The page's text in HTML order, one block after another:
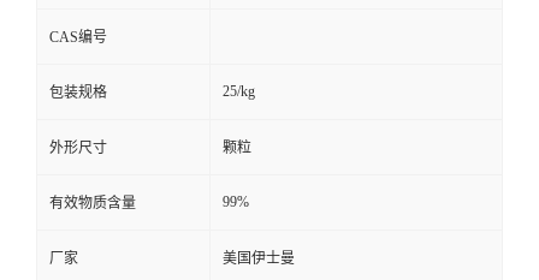
CAS编号
包装规格 25/kg
外形尺寸 颗粒
有效物质含量 99%
厂家 美国伊士曼